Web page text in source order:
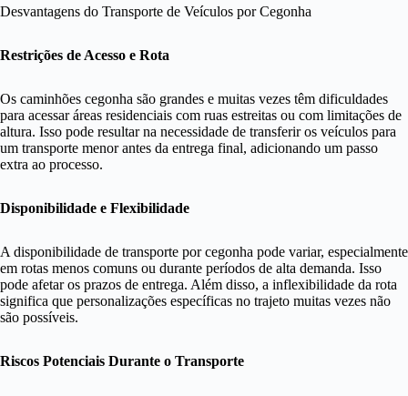
Desvantagens do Transporte de Veículos por Cegonha
Restrições de Acesso e Rota
Os caminhões cegonha são grandes e muitas vezes têm dificuldades
para acessar áreas residenciais com ruas estreitas ou com limitações de
altura. Isso pode resultar na necessidade de transferir os veículos para
um transporte menor antes da entrega final, adicionando um passo
extra ao processo.
Disponibilidade e Flexibilidade
A disponibilidade de transporte por cegonha pode variar, especialmente
em rotas menos comuns ou durante períodos de alta demanda. Isso
pode afetar os prazos de entrega. Além disso, a inflexibilidade da rota
significa que personalizações específicas no trajeto muitas vezes não
são possíveis.
Riscos Potenciais Durante o Transporte